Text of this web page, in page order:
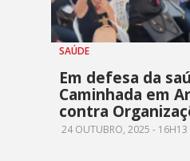
SAÚDE
Em defesa da
Caminhada em
contra
24 OUTUBRO, 2025 - 16H13